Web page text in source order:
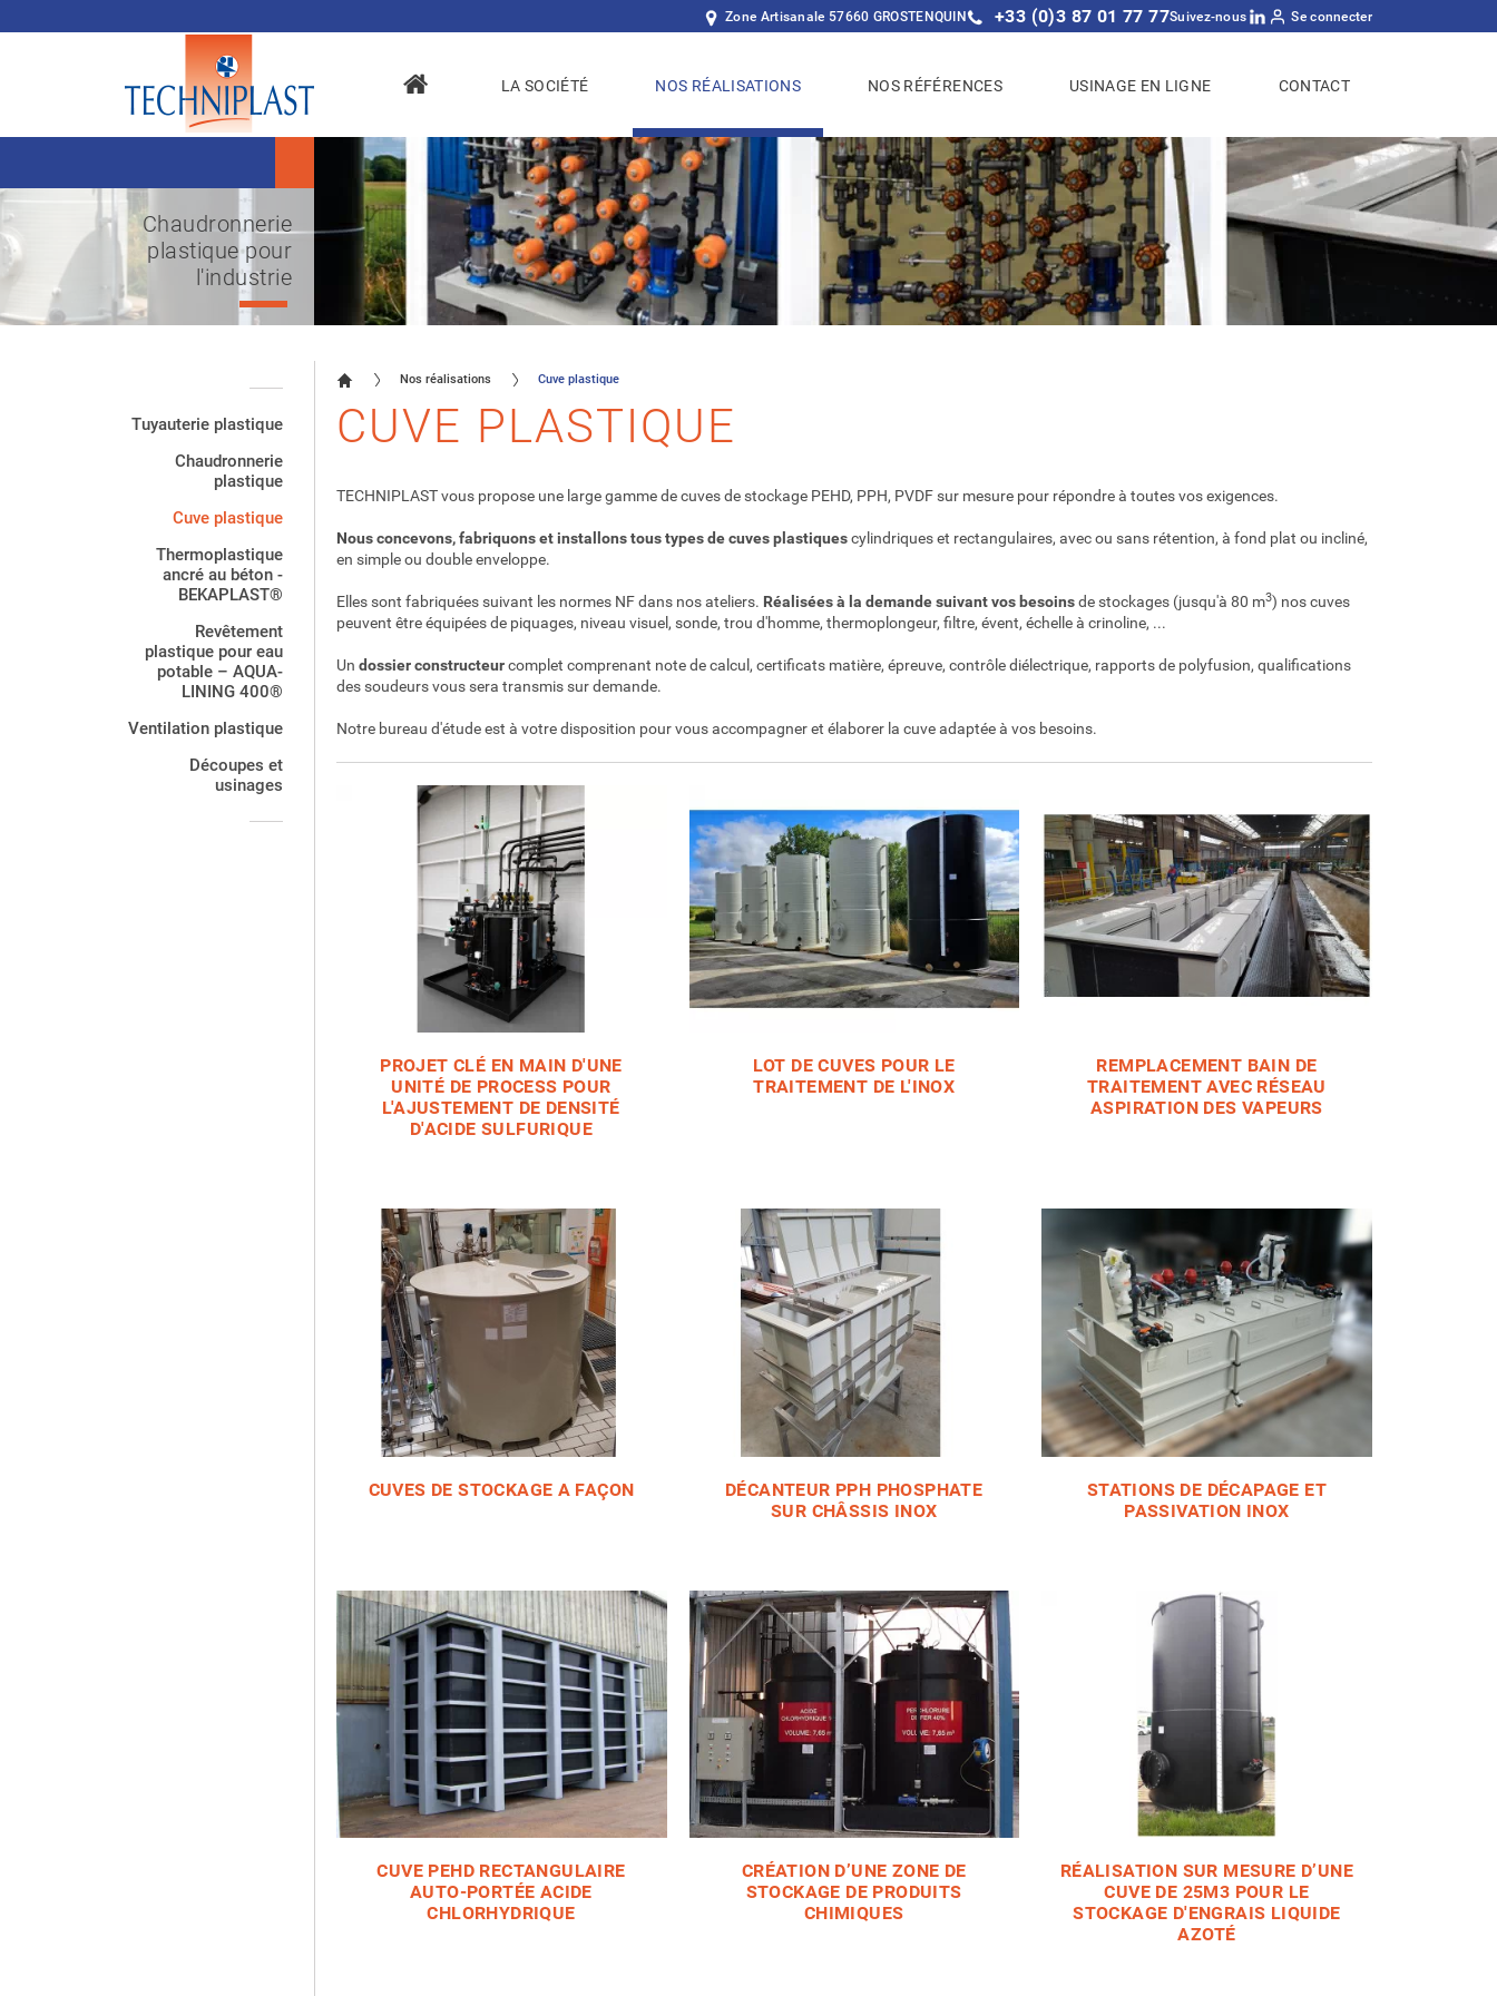
Chaudronnerie
plastique pour
l'industrie
Zone Artisanale 57660 GROSTENQUIN +33 (0)3 87 01 77 77Suivez-nous LinkedIn
Se connecter
LA SOCIÉTÉ NOS RÉALISATIONS NOS RÉFÉRENCES USINAGE EN LIGNE CONTACT
Nos réalisations Cuve plastique
CUVE PLASTIQUE
TECHNIPLAST vous propose une large gamme de cuves de stockage PEHD, PPH, PVDF sur mesure pour répondre à toutes vos exigences.
Nous concevons, fabriquons et installonstous types de cuves plastiquescylindriques et rectangulaires, avec ou sans rétention, à fond plat ou incliné,
en simple ou double enveloppe.
Elles sont fabriquées suivant les normes NF dans nos ateliers. Réalisées à la demande suivant vos besoinsde stockages (jusqu'à 80 m3) nos cuves
peuvent être équipées de piquages, niveau visuel, sonde, trou d'homme, thermoplongeur, filtre, évent, échelle à crinoline, ...
Un dossier constructeurcomplet comprenant note de calcul, certificats matière, épreuve, contrôle diélectrique, rapports de polyfusion, qualifications
des soudeurs vous sera transmis sur demande.
Notre bureau d'étude est à votre disposition pour vous accompagner et élaborer la cuve adaptée à vos besoins.
PROJET CLÉ EN MAIN D'UNE
UNITÉ DE PROCESS POUR
L'AJUSTEMENT DE DENSITÉ
D'ACIDE SULFURIQUE
LOT DE CUVES POUR LE
TRAITEMENT DE L'INOX
REMPLACEMENT BAIN DE
TRAITEMENT AVEC RÉSEAU
ASPIRATION DES VAPEURS
CUVES DE STOCKAGE A FAÇON
DÉCANTEUR PPH PHOSPHATE
SUR CHÂSSIS INOX
STATIONS DE DÉCAPAGE ET
PASSIVATION INOX
CUVE PEHD RECTANGULAIRE
AUTO-PORTÉE ACIDE
CHLORHYDRIQUE
CRÉATION D’UNE ZONE DE
STOCKAGE DE PRODUITS
CHIMIQUES
RÉALISATION SUR MESURE D’UNE
CUVE DE 25M3 POUR LE
STOCKAGE D'ENGRAIS LIQUIDE
AZOTÉ
Tuyauterie plastique
Chaudronnerie
plastique
Cuve plastique
Thermoplastique
ancré au béton -
BEKAPLAST®
Revêtement
plastique pour eau
potable – AQUA-
LINING 400®
Ventilation plastique
Découpes et
usinages